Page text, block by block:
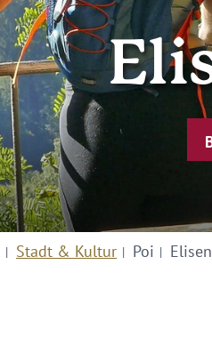
Stadt & Kultur Poi